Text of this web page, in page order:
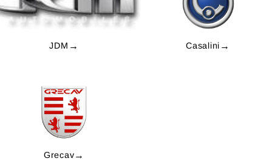
JDM → Casalini →
Grecav→